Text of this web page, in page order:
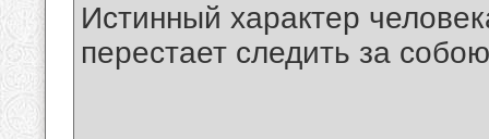
Истинный характер
перестает следить за